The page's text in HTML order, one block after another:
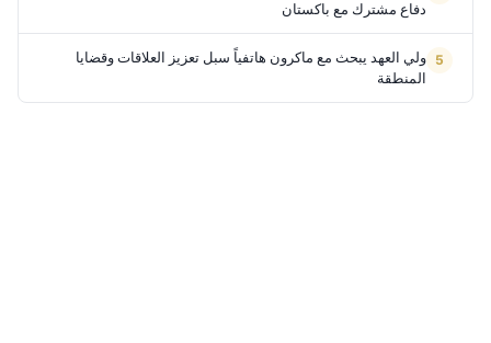
دفاع مشترك مع باكستان
ولي العهد يبحث مع ماكرون هاتفياً سبل تعزيز العلاقات وقضايا
المنطقة